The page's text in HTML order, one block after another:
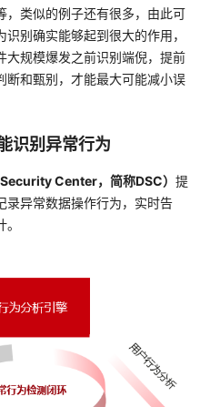
，类似的例子还有很多，由此可
别确实能够起到很大的作用，
大规模爆发之前识别端倪，提前
断和甄别，才能最大可能减小误
识别异常行为
Center，简称DSC） 提
录异常数据操作行为，实时告